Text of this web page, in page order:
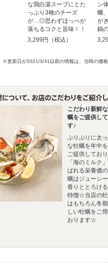
な鶏白湯スープにとた
っぷり3種のチーズ
が…◎思わずほっぺが
落ちるコクと旨味！！
3,299円（税込）
ン
蠣
が
鍋
※更新日が2021/3/31以前の情報は、当時の価格
こだわり新鮮
蠣をご提供し
す♪
ぷりぷりに太
な牡蠣を年中
ご提供してお
「海のミルク
ばれる栄養価
蠣はジューシ
香りととろけ
特徴☆当店の
はもちろん冬
しい牡蠣をご
おります☆